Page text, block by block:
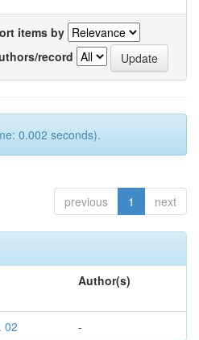
items by
record
0.002 seconds).
previous 1 next
Author(s)
02 -